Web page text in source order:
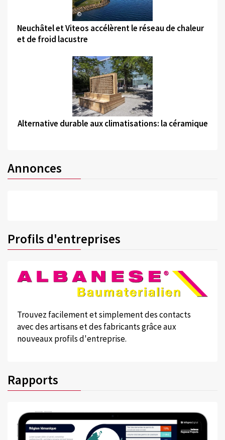
©
Neuchâtel et Viteos accélèrent le réseau de chaleur
et de froid lacustre
©
Alternative durable aux climatisations: la céramique
Annonces
Profils d'entreprises
Trouvez facilement et simplement des contacts
avec des artisans et des fabricants grâce aux
nouveaux profils d'entreprise.
Rapports